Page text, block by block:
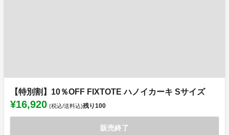
【特別割】10％OFF FIXTOTE ハノイカーキ Sサイズ
¥16,920 (税込/送料込)残り100
販売終了